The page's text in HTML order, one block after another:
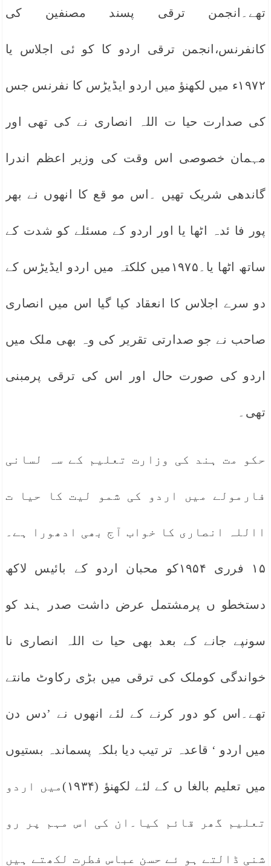
تھے۔انجمن ترقی پسند مصنفین کی
کانفرنس،انجمن ترقی اردو کا کو ئی اجلاس یا
۱۹۷۲ء میں لکھنؤ میں اردو ایڈیڑس کا نفرنس جس
کی صدارت حیا ت اللہ انصاری نے کی تھی اور
مہمان خصوصی اس وقت کی وزیر اعظم اندرا
گاندھی شریک تھیں ۔اس مو قع کا انھوں نے بھر
پور فا ئدہ اٹھا یا اور اردو کے مسئلے کو شدت کے
ساتھ اٹھا یا۔۱۹۷۵میں کلکتہ میں اردو ایڈیڑس کے
دو سرے اجلاس کا انعقاد کیا گیا اس میں انصاری
صاحب نے جو صدارتی تقریر کی وہ بھی ملک میں
اردو کی صورت حال اور اس کی ترقی پرمبنی
تھی۔
حکو مت ہند کی وزارت تعلیم کے سہ لسانی
فارمولے میں اردو کی شمو لیت کا حیا ت
االلہ انصاری کا خواب آج بھی ادھورا ہے۔
۱۵ فرری ۱۹۵۴کو محبان اردو کے بائیس لاکھ
دستخطو ں پرمشتمل عرض داشت صدر ہند کو
سونپے جانے کے بعد بھی حیا ت اللہ انصاری نا
خواندگی کوملک کی ترقی میں بڑی رکاوٹ مانتے
تھے۔اس کو دور کرنے کے لئے انھوں نے ’دس دن
میں اردو ‘ قاعدہ تر تیب دیا بلکہ پسماندہ بستیوں
میں تعلیم بالغا ں کے لئے لکھنؤ (۱۹۳۴)میں اردو
تعلیم گھر قائم کیا۔ان کی اس مہم پر رو
شنی ڈالتے ہو ئے حسن عباس فطرت لکھتے ہیں